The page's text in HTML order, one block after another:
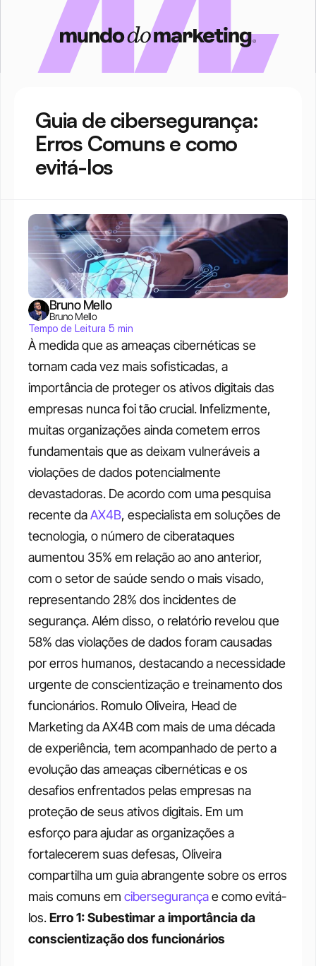
Guia de cibersegurança:
Erros Comuns e como
evitá-los
À medida que as ameaças cibernéticas se
tornam cada vez mais sofisticadas, a
importância de proteger os ativos digitais das
empresas nunca foi tão crucial. Infelizmente,
muitas organizações ainda cometem erros
fundamentais que as deixam vulneráveis a
violações de dados potencialmente
devastadoras. De acordo com uma pesquisa
recente da AX4B, especialista em soluções de
tecnologia, o número de ciberataques
aumentou 35% em relação ao ano anterior,
com o setor de saúde sendo o mais visado,
representando 28% dos incidentes de
segurança. Além disso, o relatório revelou que
58% das violações de dados foram causadas
por erros humanos, destacando a necessidade
urgente de conscientização e treinamento dos
funcionários. Romulo Oliveira, Head de
Marketing da AX4B com mais de uma década
de experiência, tem acompanhado de perto a
evolução das ameaças cibernéticas e os
desafios enfrentados pelas empresas na
proteção de seus ativos digitais. Em um
esforço para ajudar as organizações a
fortalecerem suas defesas, Oliveira
compartilha um guia abrangente sobre os erros
mais comuns em cibersegurança e como evitá-
los. Erro 1: Subestimar a importância da
conscientização dos funcionários
Bruno Mello
Bruno Mello
Tempo de Leitura 5 min